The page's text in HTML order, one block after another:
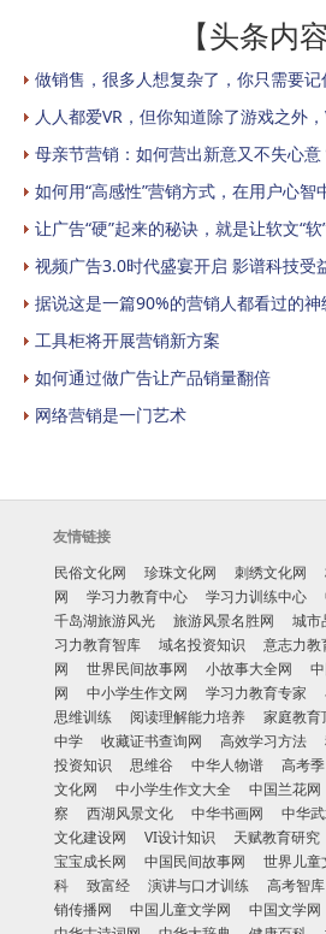
【头条内容
做销售，很多人想复杂了，你只需要记
人人都爱VR，但你知道除了游戏之外
母亲节营销：如何营出新意又不失心意
如何用“高感性”营销方式，在用户心智
让广告“硬”起来的秘诀，就是让软文“软
视频广告3.0时代盛宴开启 影谱科技受
据说这是一篇90%的营销人都看过的神
工具柜将开展营销新方案
如何通过做广告让产品销量翻倍
网络营销是一门艺术
友情链接
民俗文化网
珍珠文化网 刺绣文化网
网
学习力教育中心 学习力训练中心
千岛湖旅游风光
旅游风景名胜网 城市
习力教育智库
域名投资知识 意志力教
网
世界民间故事网 小故事大全网
网
中小学生作文网 学习力教育专家
思维训练
阅读理解能力培养 家庭教育
中学
收藏证书查询网 高效学习方法
投资知识
思维谷 中华人物谱 高考季
文化网
中小学生作文大全 中国兰花网
察
西湖风景文化 中华书画网 中华
文化建设网
VI设计知识 天赋教育研究
宝宝成长网
中国民间故事网 世界儿童
科
致富经 演讲与口才训练 高考智库
销传播网
中国儿童文学网 中国文学网